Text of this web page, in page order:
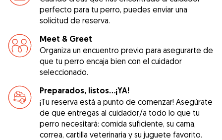
perfecto para tu perro, puedes enviar una
solicitud de reserva.
Meet & Greet
Organiza un encuentro previo para asegurarte de
que tu perro encaja bien con el cuidador
seleccionado.
Preparados, listos...¡YA!
¡Tu reserva está a punto de comenzar! Asegúrate
de que entregas al cuidador/a todo lo que tu
perro necesitará: comida suficiente, su cama,
correa, cartilla veterinaria y su juguete favorito.